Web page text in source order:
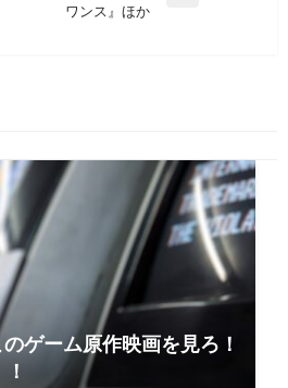
ワンス』ほか
ゲーム原作映画を見ろ！